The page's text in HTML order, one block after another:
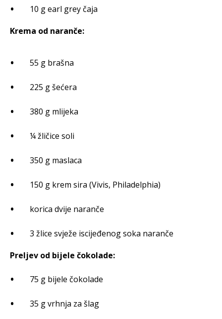
10 g earl grey čaja
Krema od naranče:
55 g brašna
225 g šećera
380 g mlijeka
¼ žličice soli
350 g maslaca
150 g krem sira (Vivis, Philadelphia)
korica dvije naranče
3 žlice svježe iscijeđenog soka naranče
Preljev od bijele čokolade:
75 g bijele čokolade
35 g vrhnja za šlag